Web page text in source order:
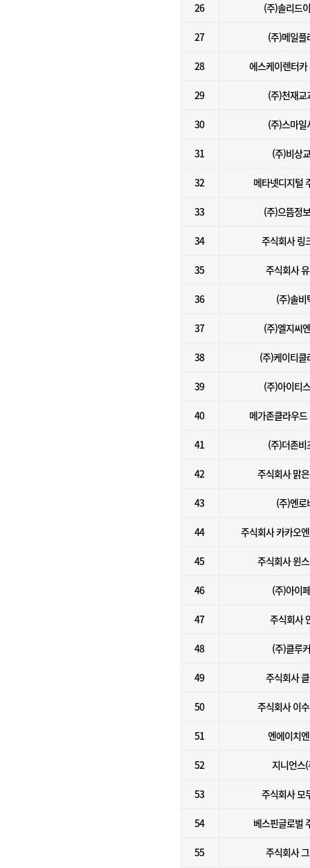
26 (주)솔리드
27 (주)메일플
28 에스케이렌터카
29 (주)천재교
30 (주)스마일
31 (주)비상
32 메타넷디지털
33 (주)으뜸정
34 주식회사 링
35 주식회사
36 (주)솔비
37 (주)엘지씨
38 (주)케이티클
39 (주)아이티
40 메가존클라우
41 (주)더존비
42 주식회사 맑
43 (주)엔로
44 주식회사 카카오
45 주식회사 윈
46 (주)아이
47 주식회사
48 (주)클루
49 주식회사
50 주식회사 이
51 엔에이치
52 지니언스
53 주식회사 모
54 베스핀글로벌
55 주식회사